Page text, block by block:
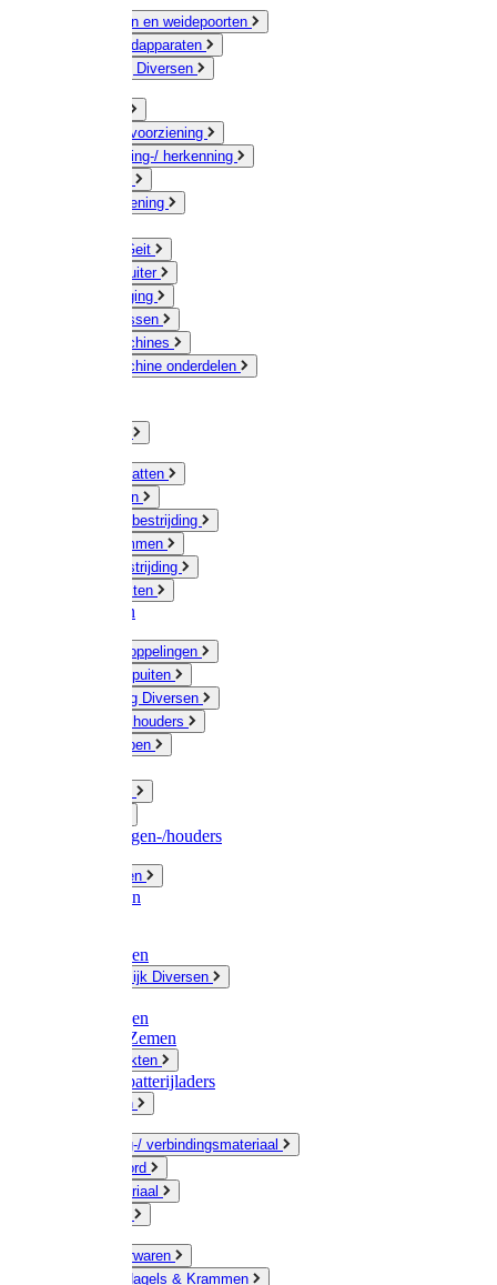
Doorgangen en weidepoorten
Schrikdraadapparaten
Afrastering Diversen
Drinkwatervoorziening
Veemarkering-/ herkenning
Voervoorziening
Schaap / Geit
Paard & Ruiter
Veeverzorging
Scheermessen
Scheermachines
Scheermachine onderdelen
Muizen / Ratten
Drukspuiten
Ongediertebestrijding
Mollenklemmen
Onkruidbestrijding
Vliegenkasten
Meststoffen
Messing koppelingen
Gieters / Spuiten
Besproeiing Diversen
Slangen & houders
Waterpompen
Slangenwagen-/houders
Olie / Vetten
Chemicalien
Plasticzakken
Huishoudelijk Diversen
Zaksluitingen
Sponzen / Zemen
Zeepprodukten
Batterij & batterijladers
Zaklampen
Verpakking-/ verbindingsmateriaal
Touw / Koord
Afdekmateriaal
Kleine ijzerwaren
Spijkers, Nagels & Krammen